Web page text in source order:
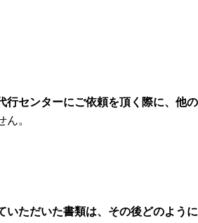
行センターにご依頼を頂く際に、他
ん。
いただいた書類は、その後どのように